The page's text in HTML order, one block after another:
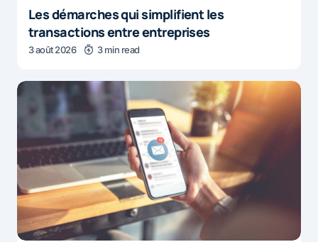
Les démarches qui simplifient les
transactions entre entreprises
3 août 2026 3 min read